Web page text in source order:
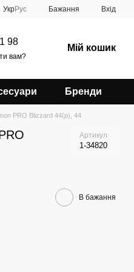
УкрРус Бажання Вхід
98
вам?
Мій кошик
Бренди
PRO Blizzard 44(р), 44
Артикул
1-34820
В бажання